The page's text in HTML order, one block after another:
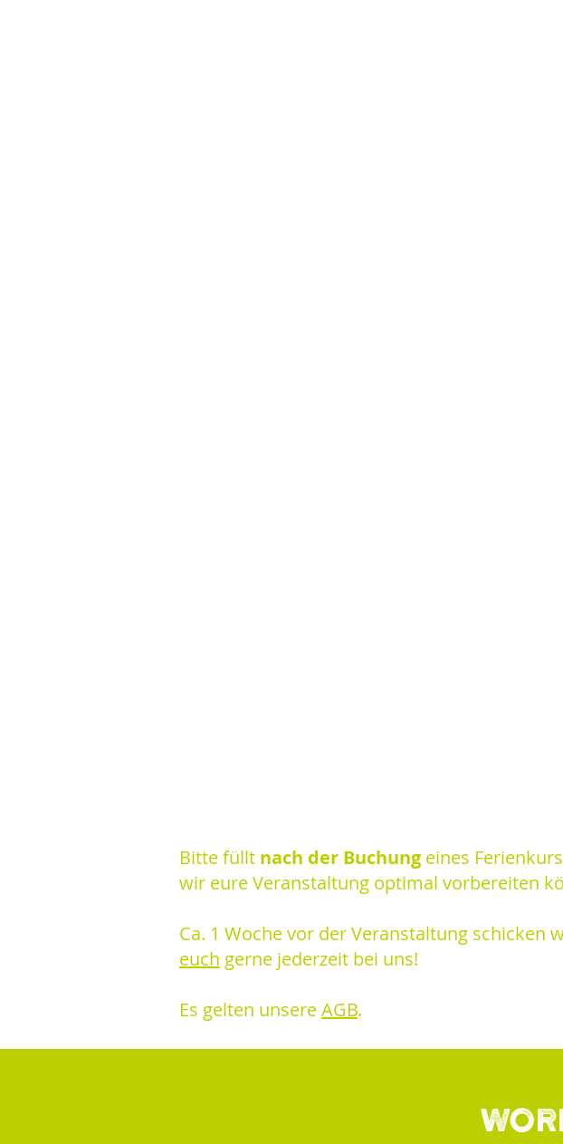
Bitte füllt nach der Buchung eines
wir eure Veranstaltung optimal vorbereiten
Ca. 1 Woche vor der Veranstaltung schicken
euch gerne jederzeit bei uns!
Es gelten unsereAGB.